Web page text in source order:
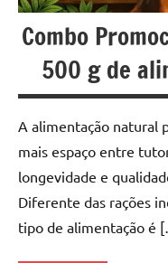
Combo
500 g de
A alimentação natural
mais espaço entre
longevidade e
Diferente das rações
tipo de alimentação é